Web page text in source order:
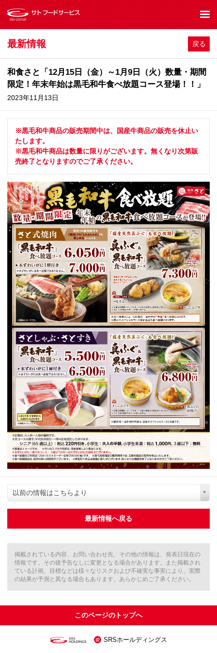
最新情報 戻る
和食さと「12月15日（金）～1月9日（火）数量・期間
限定！年末年始は黒毛和牛食べ放題コース登場！！」
2023年11月13日
※黒毛和牛商品の販売期間中は、国産牛商品の販売を休止い
たします。
※黒毛和牛商品は数量に限りがございます。無くなり次第販
売終了となりますのでご了承ください。
以前の情報はこちらより
最新情報へ戻る
掲載されている内容、お問い合わせ先、その他の情報は、発表日現在の
情報です。その後予告なしに変更となる場合があります。また掲載され
ている計画、目標などは様々なリスクおよび不確実な事実により、実際
の結果が予測と異なる場合もあります。あらかじめご了承ください。
このページのトップへ
SRSホールディングス